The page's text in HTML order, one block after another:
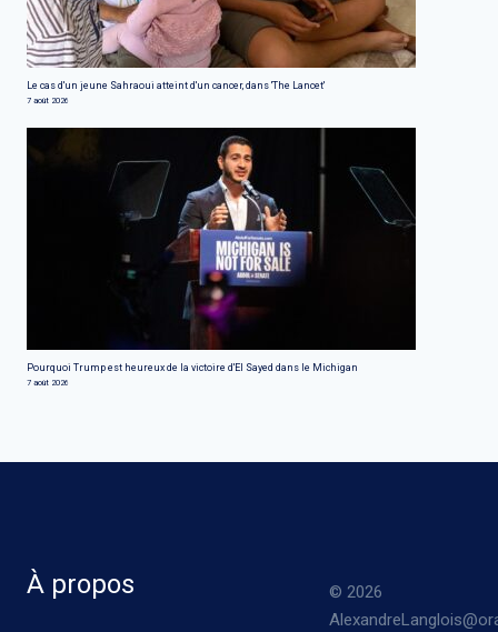
Le cas d'un jeune Sahraoui atteint d'un cancer, dans 'The Lancet'
7 août 2026
Pourquoi Trump est heureux de la victoire d'El Sayed dans le Michigan
7 août 2026
À propos
© 2026